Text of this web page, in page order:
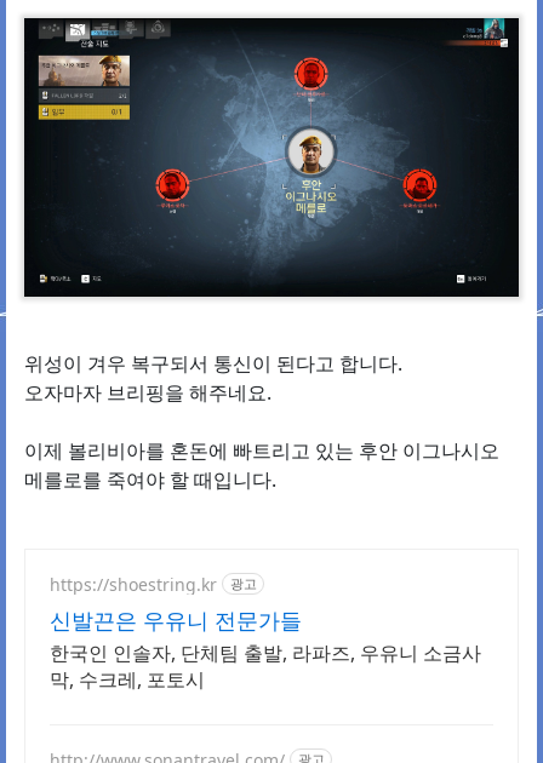
위성이 겨우 복구되서 통신이 된다고 합니다.
오자마자 브리핑을 해주네요.
이제 볼리비아를 혼돈에 빠트리고 있는 후안 이그나시오
메를로를 죽여야 할 때입니다.
https://shoestring.kr 광고
신발끈은 우유니 전문가들
한국인 인솔자, 단체팀 출발, 라파즈, 우유니 소금사
막, 수크레, 포토시
광고